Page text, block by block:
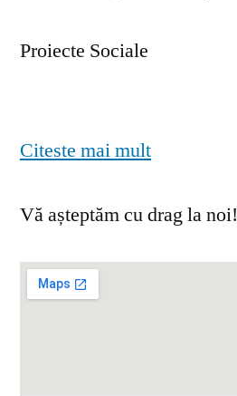
Proiecte Sociale
Citeste mai mult
Vă așteptăm cu drag la noi!